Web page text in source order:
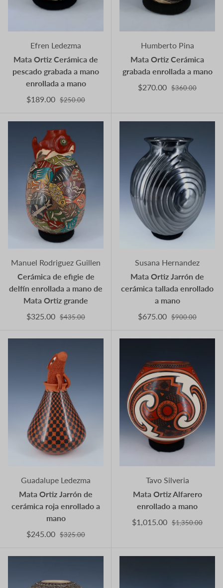
Efren Ledezma
Mata Ortiz Cerámica de
pescado grabada a mano
enrollada a mano
$189.00 $250.00
Humberto Pina
Mata Ortiz Cerámica
grabada enrollada a mano
$270.00 $360.00
Manuel Rodriguez Guillen
Cerámica de efigie de
delfín enrollada a mano de
Mata Ortiz grande
$325.00 $435.00
Susana Hernandez
Mata Ortiz Jarrón de
cerámica tallada enrollado
a mano
$675.00 $900.00
Guadalupe Ledezma
Mata Ortiz Jarrón de
cerámica roja enrollado a
mano
$245.00 $325.00
Tavo Silveria
Mata Ortiz Alfarero
enrollado a mano
$1,015.00 $1,350.00